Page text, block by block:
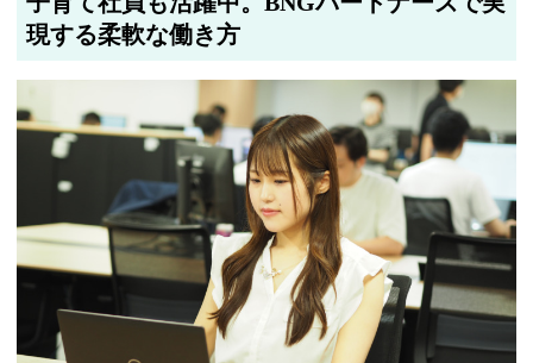
現する柔軟な働き方